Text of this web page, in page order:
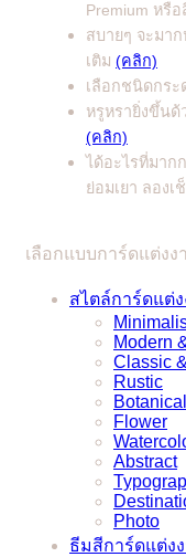
Premium หรื
สบายๆ จะมา
เติม (คลิก)
เลือกชนิดกระ
หรูหรายิ่งขึ้นด้
(คลิก)
ได้อะไรที่มาก
ย่อมเยา ลอง
เลือกแบบการ์ดแต่งง
สไตล์การ์ดแต่
Modern
Classic
Rustic
Flower
Abstract
Photo
ธีมสีการ์ดแต่ง